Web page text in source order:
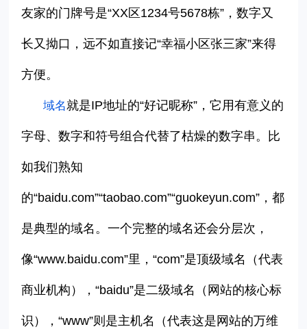
友家的门牌号是“XX区 1234号5678栋” ，数字又
长又拗口，远不如直接记“幸福小区张三家”来得
方便。
域名就是IP地址的“好记昵称” ，它用有意义的
字母、数字和符号组合代替了枯燥的数字串。比
如我们熟知
的“baidu.com”“taobao.com”“guokeyun.com” ，都
是典型的域名。一个完整的域名还会分层次，
像“www.baidu.com”里，“com”是顶级域名（代表
商业机构），“baidu”是二级域名（网站的核心标
识），“www”则是主机名（代表这是网站的万维